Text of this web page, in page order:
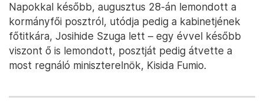
Napokkal később, augusztus 28-án lemondott a
kormányfői posztról, utódja pedig a kabinetjének
főtitkára, Josihide Szuga lett – egy évvel később
viszont ő is lemondott, posztját pedig átvette a
most regnáló miniszterelnök, Kisida Fumio.